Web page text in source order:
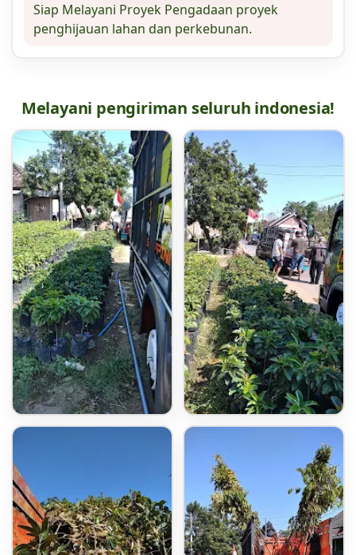
Siap Melayani Proyek Pengadaan proyek
penghijauan lahan dan perkebunan.
Melayani pengiriman seluruh indonesia!